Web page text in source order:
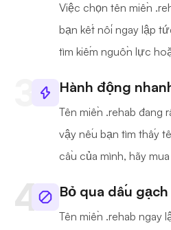
Việc chọn tên miền
bạn kết nối ngay lập
tìm kiếm nguồn lực
Hành động
Tên miền .rehab đang
vậy nếu bạn tìm thấy
cầu của mình, hãy
Bỏ qua dấu
Tên miền .rehab ngay